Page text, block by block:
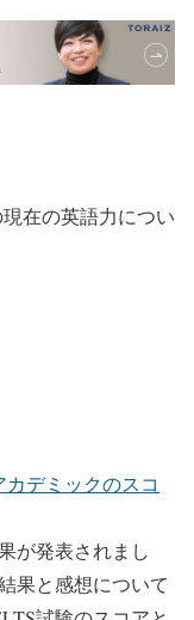
在の英語力につい
デミックのスコ
が発表されまし
果と感想について